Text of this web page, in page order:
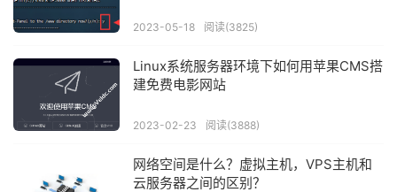
2023-05-18 阅读(3825)
Linux系统服务器环境下如何用苹果CMS搭
建免费电影网站
2023-02-23 阅读(3888)
网络空间是什么？虚拟主机，VPS主机和
云服务器之间的区别？